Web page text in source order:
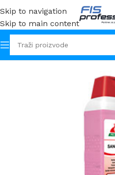
Skip to navigation
Skip to main content
Početna Sredstva